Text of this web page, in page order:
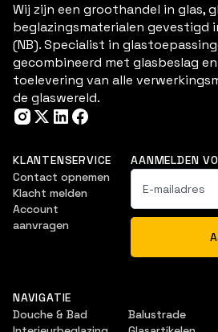
Wij zijn een groothandel in glas,
beglazingsmaterialen gevestigd
(NB). Specialist in
gecombineerd met glasbeslag
toelevering van alle
de glaswereld.
KLANTENSERVICE
Contact opnemen
Klacht melden
Account
aanvragen
AANMELDEN
NAVIGATIE
Douche & Bad
Balustrade